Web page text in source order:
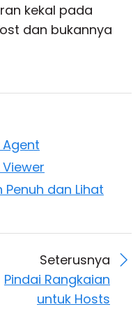
kekal pada
dan bukannya
dan Lihat
Seterusnya
Pindai Rangkaian
untuk Hosts